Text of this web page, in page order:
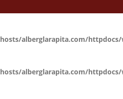
alberglarapita.com/
alberglarapita.com/